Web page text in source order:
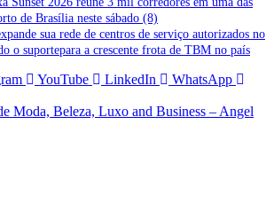
de Brasília neste sábado (8)
sua rede de centros de serviço autorizados no
o suportepara a crescente frota de TBM no país
YouTube LinkedIn
WhatsApp